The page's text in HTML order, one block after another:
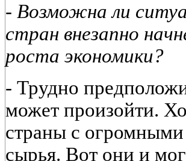
- Возможна ли
стран внезапно
роста экономики?
- Трудно
может произойти.
страны с
сырья. Вот они и